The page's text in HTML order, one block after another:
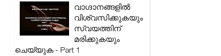
വാഗ്ദാനങ്ങളിൽ
വിശ്വസിക്കുകയും
സ്വയത്തിന്
മരിക്കുകയും
ചെയ്യുക - Part 1